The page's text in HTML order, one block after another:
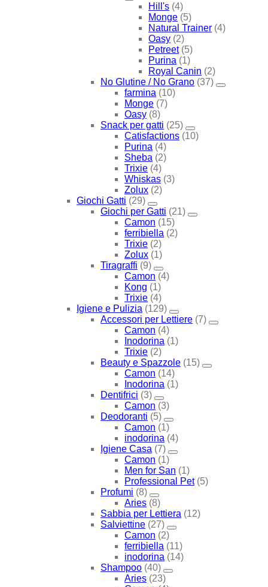
Hill's (4)
Monge (5)
Natural Trainer (4)
Oasy (2)
Petreet (5)
Purina (1)
Royal Canin (2)
No Glutine / No Grano (37)
farmina (10)
Monge (7)
Oasy (8)
Snack per gatti (25)
Catisfactions (10)
Purina (4)
Sheba (2)
Trixie (4)
Whiskas (3)
Zolux (2)
Giochi Gatti (29)
Giochi per Gatti (21)
Camon (15)
ferribiella (2)
Trixie (2)
Zolux (1)
Tiragraffi (9)
Camon (4)
Kong (1)
Trixie (4)
Igiene e Pulizia (129)
Accessori per Lettiere (7)
Camon (4)
Inodorina (1)
Trixie (2)
Beauty e Spazzole (15)
Camon (14)
Inodorina (1)
Dentifrici (3)
Camon (3)
Deodoranti (5)
Camon (1)
inodorina (4)
Igiene Casa (7)
Camon (1)
Men for San (1)
Professional Pet (5)
Profumi (8)
Aries (8)
Sabbia per Lettiera (12)
Salviettine (27)
Camon (2)
ferribiella (11)
inodorina (14)
Shampoo (40)
Aries (23)